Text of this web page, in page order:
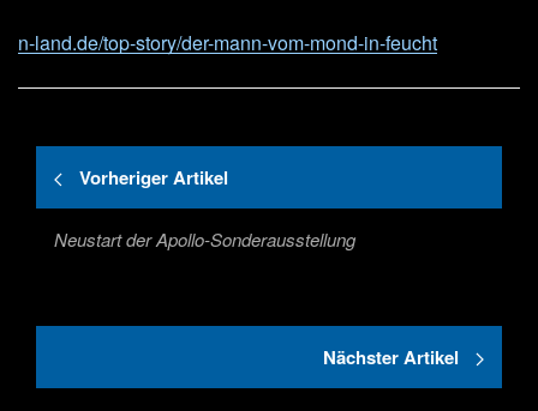
n-land.de/top-story/der-mann-vom-mond-in-feucht
Vorheriger Artikel
Neustart der Apollo-Sonderausstellung
Nächster Artikel